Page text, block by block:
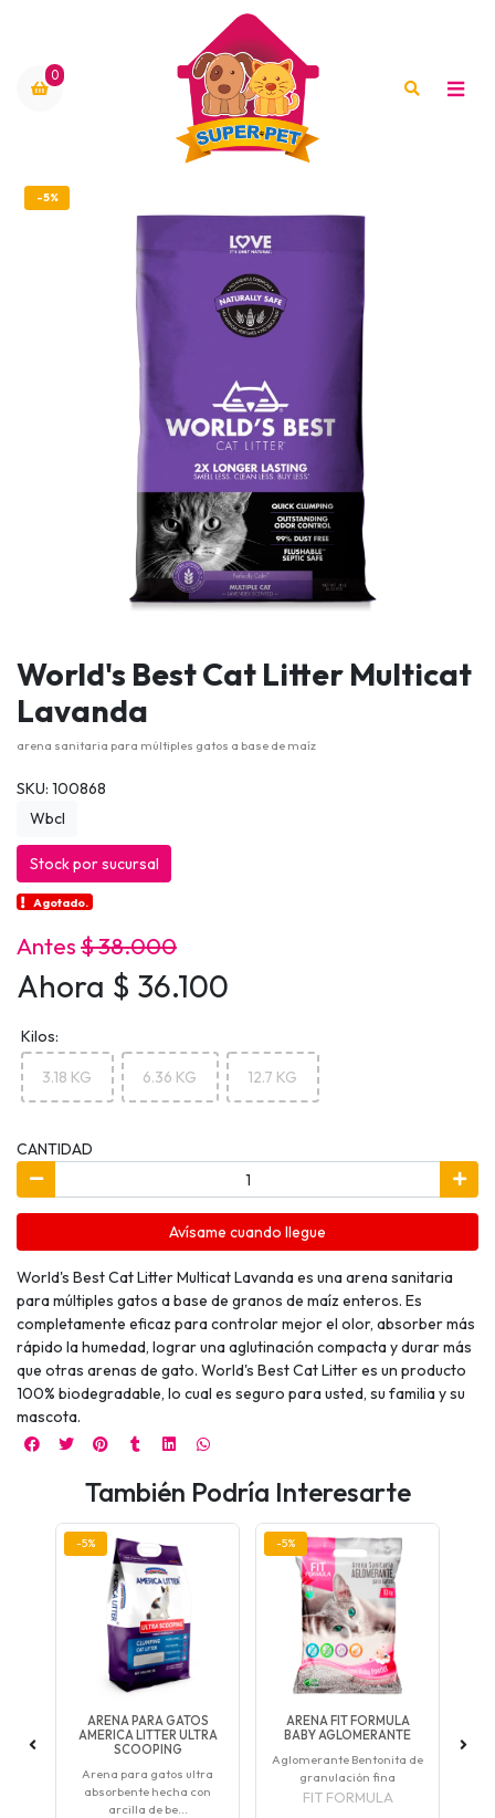
0
-5%
World's Best Cat Litter Multicat
Lavanda
arena sanitaria para múltiples gatos a base de maíz
SKU: 100868
Wbcl
Stock por sucursal
Agotado.
Antes$ 38.000
Ahora $ 36.100
Kilos:
3.18 KG 6.36 KG 12.7 KG
CANTIDAD
Avísame cuando llegue
World's Best Cat Litter Multicat Lavanda es una arena sanitaria
para múltiples gatos a base de granos de maíz enteros. Es
completamente eficaz para controlar mejor el olor, absorber más
rápido la humedad, lograr una aglutinación compacta y durar más
que otras arenas de gato. World's Best Cat Litter es un producto
100% biodegradable, lo cual es seguro para usted, su familia y su
mascota.
También Podría Interesarte
-5%
ARENA PARA GATOS
AMERICA LITTER ULTRA
SCOOPING
Arena para gatos ultra
absorbente hecha con
arcilla de be...
-5%
ARENA FIT FORMULA
BABY AGLOMERANTE
Aglomerante Bentonita de
granulación fina
FIT FORMULA